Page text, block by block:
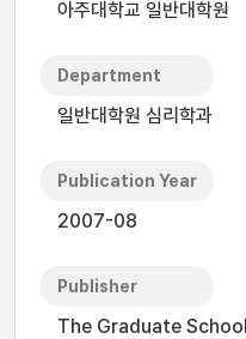
아주대학교 일반대학원
Department
일반대학원 심리학과
Publication Year
2007-08
Publisher
The Graduate